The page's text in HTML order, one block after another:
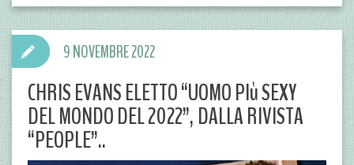
CHRIS EVANS ELETTO “UOMO PIù SEXY
DEL MONDO DEL 2022”, DALLA RIVISTA
“PEOPLE”..
9 NOVEMBRE 2022